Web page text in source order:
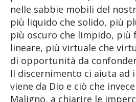
nelle sabbie mobili del
più liquido che solido, più
più oscuro che limpido, più
lineare, più virtuale che
di opportunità da
Il discernimento ci aiuta ad
viene da Dio e ciò che
Maligno, a chiarire le